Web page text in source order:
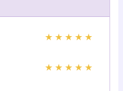
★★★★★
★★★★★